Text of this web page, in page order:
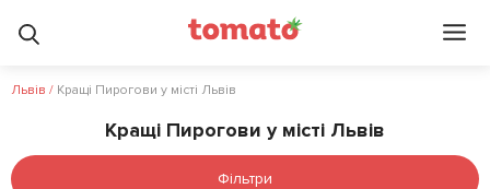
Львів / Кращі Пирогови у місті Львів
Кращі Пирогови у місті Львів
Фільтри